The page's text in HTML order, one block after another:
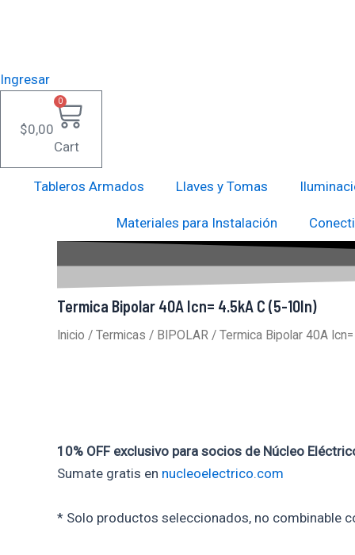
Ingresar
$0,00
0
Cart
Tableros Armados Llaves y Tomas
Materiales para Instalación
Termica Bipolar 40A Icn= 4.5kA C (5-10In)
Inicio / Termicas / BIPOLAR / Termica Bipolar 40A
10% OFF exclusivo para socios de Núcleo
Sumate gratis en nucleoelectrico.com
* Solo productos seleccionados, no combinable
Bipolar
4.5kA
C
(5-